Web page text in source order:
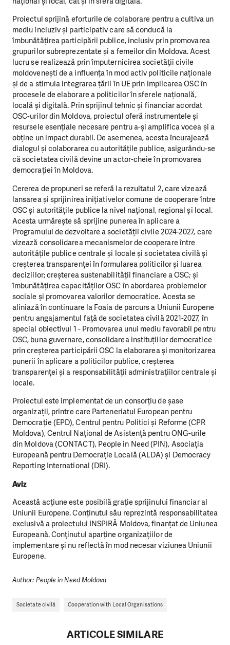
Proiectul sprijină eforturile de colaborare pentru a cultiva un
mediu incluziv și participativ care să conducă la
îmbunătățirea participării publice, inclusiv prin promovarea
grupurilor subreprezentate și a femeilor din Moldova. Acest
lucru se realizează prin împuternicirea societății civile
moldovenești de a influența în mod activ politicile naționale
și de a stimula integrarea țării în UE prin implicarea OSC în
procesele de elaborare a politicilor în sferele națională,
locală și digitală. Prin sprijinul tehnic și financiar acordat
OSC-urilor din Moldova, proiectul oferă instrumentele și
resursele esențiale necesare pentru a-și amplifica vocea și a
obține un impact durabil. De asemenea, acesta încurajează
dialogul și colaborarea cu autoritățile publice, asigurându-se
că societatea civilă devine un actor-cheie în promovarea
democrației în Moldova.
Cererea de propuneri se referă la rezultatul 2, care vizează
lansarea și sprijinirea inițiativelor comune de cooperare între
OSC și autoritățile publice la nivel național, regional și local.
Acesta urmărește să sprijine punerea în aplicare a
Programului de dezvoltare a societății civile 2024-2027, care
vizează consolidarea mecanismelor de cooperare între
autoritățile publice centrale și locale și societatea civilă și
creșterea transparenței în formularea politicilor și luarea
deciziilor; creșterea sustenabilității financiare a OSC; și
îmbunătățirea capacităților OSC în abordarea problemelor
sociale și promovarea valorilor democratice. Acesta se
aliniază în continuare la Foaia de parcurs a Uniunii Europene
pentru angajamentul față de societatea civilă 2021-2027, în
special obiectivul 1 - Promovarea unui mediu favorabil pentru
OSC, buna guvernare, consolidarea instituțiilor democratice
prin creșterea participării OSC la elaborarea și monitorizarea
punerii în aplicare a politicilor publice, creșterea
transparenței și a responsabilității administrațiilor centrale și
locale.
Proiectul este implementat de un consorțiu de șase
organizații, printre care Parteneriatul European pentru
Democrație (EPD), Centrul pentru Politici și Reforme (CPR
Moldova), Centrul Național de Asistență pentru ONG-urile
din Moldova (CONTACT), People in Need (PIN), Asociația
Europeană pentru Democrație Locală (ALDA) și Democracy
Reporting International (DRI).
Aviz
Această acțiune este posibilă grație sprijinului financiar al
Uniunii Europene. Conținutul său reprezintă responsabilitatea
exclusivă a proiectului INSPIRĂ Moldova, finanțat de Uniunea
Europeană. Conținutul aparține organizațiilor de
implementare și nu reflectă în mod necesar viziunea Uniunii
Europene.
Author: People in Need Moldova
Societate civilă Cooperation with Local Organisations
ARTICOLE SIMILARE